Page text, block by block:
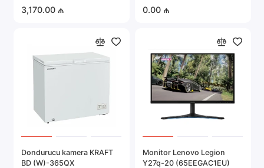
3,170.00 ₼ 0.00 ₼
Dondurucu kamera KRAFT
BD (W)-365QX
Monitor Lenovo Legion
Y27q-20 (65EEGAC1EU)